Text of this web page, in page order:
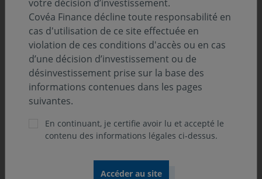
ONdécrypte l’hebdo
Découvrez « ONdécrypte l’hebdo »,
notre série de podcast consacrée au
décryptage de l’actualité économique
et financière. Chaque semaine, nous
donnons la parole à nos experts de la
Gestion ou de la Recherche pour
monde et des marchés.
votre décision d’investissement.
Covéa Finance décline toute responsabilité en
cas d'utilisation de ce site effectuée en
violation de ces conditions d'accès ou en cas
d’une décision d’investissement ou de
désinvestissement prise sur la base des
informations contenues dans les pages
suivantes.
En continuant, je certifie avoir lu et accepté le
contenu des informations légales ci-dessus.